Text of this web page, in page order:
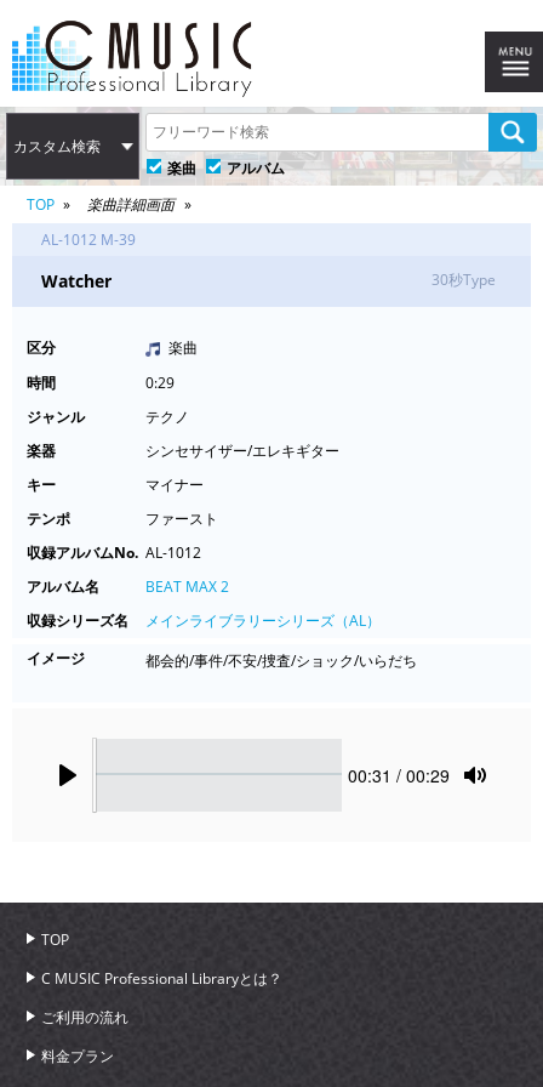
カスタム検索
楽曲
アルバム
TOP
楽曲詳細画面
AL-1012 M-39
Watcher 30秒Type
区分
楽曲
時間
0:29
ジャンル
テクノ
楽器
シンセサイザー/エレキギター
キー
マイナー
テンポ
ファースト
収録アルバムNo. AL-1012
アルバム名
BEAT MAX 2
収録シリーズ名
メインライブラリーシリーズ（AL）
イメージ
都会的/事件/不安/捜査/ショック/いらだち
Current
00:31 / 00:29
TOP
C MUSIC Professional Libraryとは？
ご利用の流れ
料金プラン